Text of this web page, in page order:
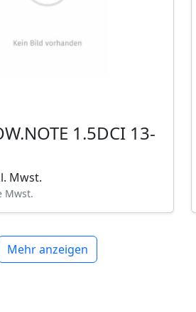
1.5DCI 13-
Mwst.
Mwst.
Mehr anzeigen